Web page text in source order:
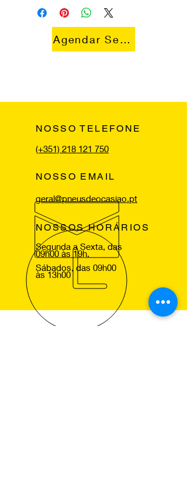
Agendar Serviço
NOSSO TELEFONE
(+351) 218 121 750
NOSSO EMAIL
geral@pneusdeocasiao.pt
NOSSOS HORÁRIOS
Segunda a Sexta, das
09h00 às 19h.
Sábados, das 09h00
às 13h00